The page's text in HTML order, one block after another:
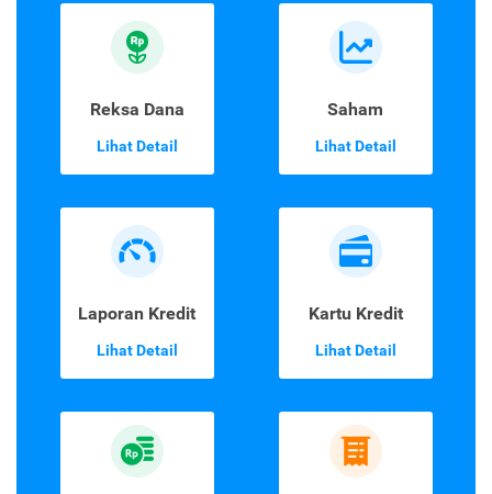
Reksa Dana
Lihat Detail
Saham
Lihat Detail
Laporan Kredit
Lihat Detail
Kartu Kredit
Lihat Detail